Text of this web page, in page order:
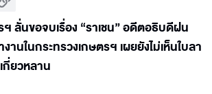
ฯ ลั่นขอจบเรื่อง “ราเชน” อดีตอธิบดีฝน
านในกระทรวงเกษตรฯ เผยยังไม่เห็นใบลา
กี่ยวหลาน